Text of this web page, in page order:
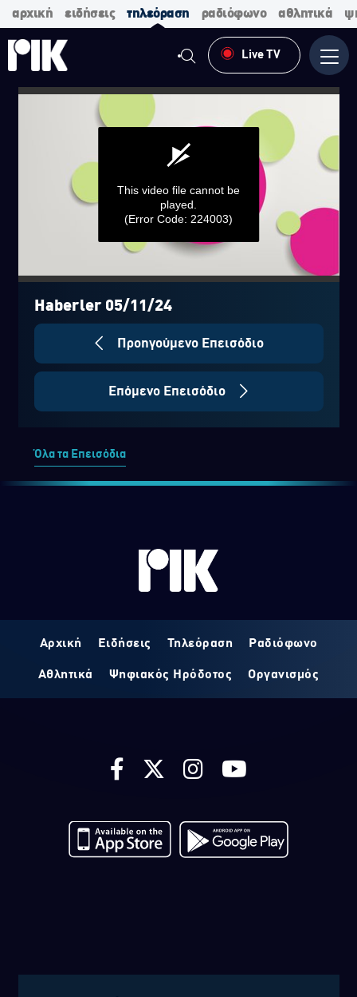
αρχική ειδήσεις τηλεόραση ραδιόφωνο αθλητικά
Live TV
0
seconds
seconds
This video file cannot be
played.
(Error Code: 224003)
Haberler 05/11/24
Προηγούμενο Επεισόδιο
Επόμενο Επεισόδιο
Όλα τα Επεισόδια
Αρχική Ειδήσεις Τηλεόραση Ραδιόφωνο
Αθλητικά Ψηφιακός Ηρόδοτος Οργανισμός